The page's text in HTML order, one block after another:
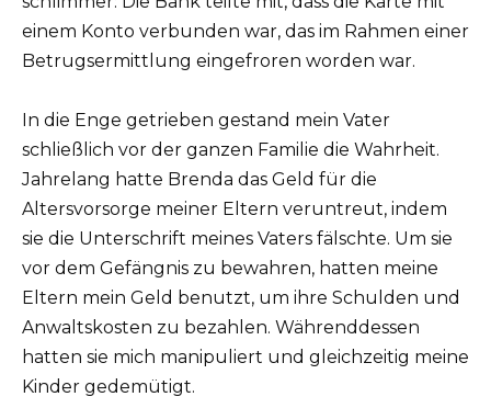
einem Konto verbunden war, das im Rahmen einer
Betrugsermittlung eingefroren worden war.
In die Enge getrieben gestand mein Vater
schließlich vor der ganzen Familie die Wahrheit.
Jahrelang hatte Brenda das Geld für die
Altersvorsorge meiner Eltern veruntreut, indem
sie die Unterschrift meines Vaters fälschte. Um sie
vor dem Gefängnis zu bewahren, hatten meine
Eltern mein Geld benutzt, um ihre Schulden und
Anwaltskosten zu bezahlen. Währenddessen
hatten sie mich manipuliert und gleichzeitig meine
Kinder gedemütigt.